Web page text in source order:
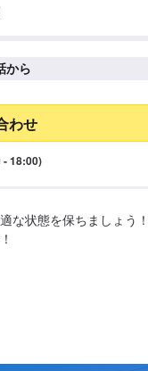
から
わせ
- 18:00)
な状態を保ちましょう